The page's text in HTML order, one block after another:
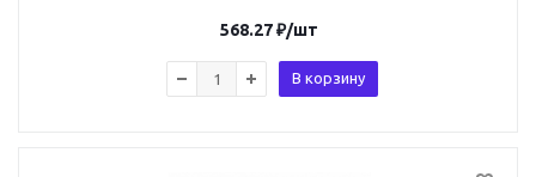
568.27₽/шт
В корзину